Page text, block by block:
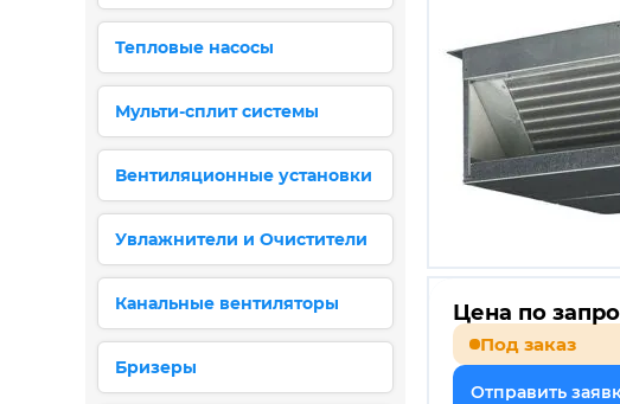
Цена по
Под заказ
Отправить
Тепловые насосы
Мульти-сплит системы
Вентиляционные установки
Увлажнители и Очистители
Канальные вентиляторы
Бризеры